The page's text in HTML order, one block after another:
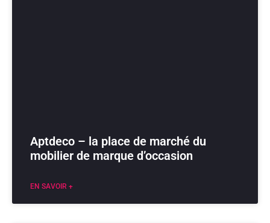
Aptdeco – la place de marché du
mobilier de marque d’occasion
EN SAVOIR +